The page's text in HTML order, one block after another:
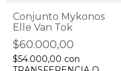
Conjunto Mykonos
Elle Van Tok
$60.000,00
$54.000,00 con